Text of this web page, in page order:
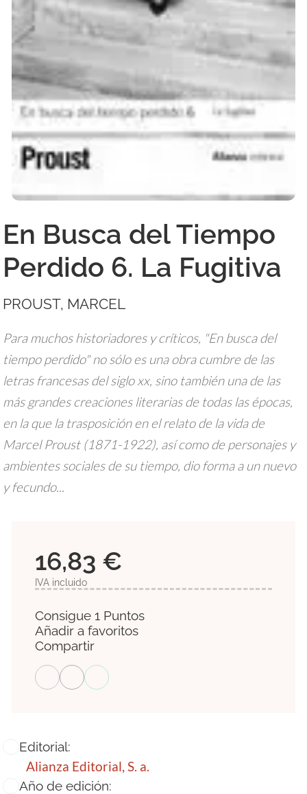
En Busca del Tiempo
Perdido 6. La Fugitiva
PROUST, MARCEL
Para muchos historiadores y críticos, "En busca del
tiempo perdido" no sólo es una obra cumbre de las
letras francesas del siglo xx, sino también una de las
más grandes creaciones literarias de todas las épocas,
en la que la trasposición en el relato de la vida de
Marcel Proust (1871-1922), así como de personajes y
ambientes sociales de su tiempo, dio forma a un nuevo
y fecundo...
Editorial:
Alianza Editorial, S. a.
Año de edición:
16,83 €
IVA incluido
Consigue 1 Puntos
Añadir a favoritos
Compartir